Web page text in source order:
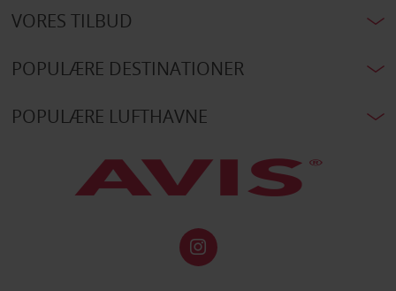
VORES TILBUD
POPULÆRE DESTINATIONER
POPULÆRE LUFTHAVNE